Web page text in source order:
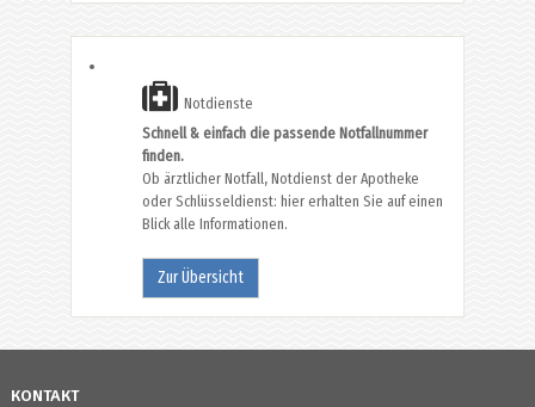
Notdienste
Schnell & einfach die passende Notfallnummer
finden.
Ob ärztlicher Notfall, Notdienst der Apotheke
oder Schlüsseldienst: hier erhalten Sie auf einen
Blick alle Informationen.
Zur Übersicht
KONTAKT